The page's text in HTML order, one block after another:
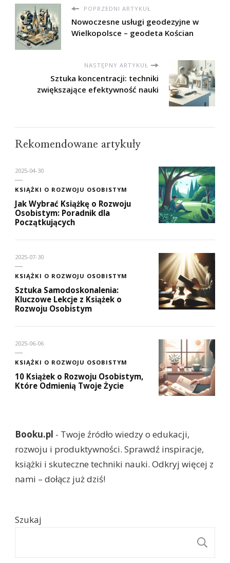
POPRZEDNI ARTYKUŁ
Nowoczesne usługi geodezyjne w
Wielkopolsce – geodeta Kościan
NASTĘPNY ARTYKUŁ
Sztuka koncentracji: techniki
zwiększające efektywność nauki
Rekomendowane artykuły
2025-04-30
KSIĄŻKI O ROZWOJU OSOBISTYM
Jak Wybrać Książkę o Rozwoju
Osobistym: Poradnik dla
Początkujących
2025-07-30
KSIĄŻKI O ROZWOJU OSOBISTYM
Sztuka Samodoskonalenia:
Kluczowe Lekcje z Książek o
Rozwoju Osobistym
2025-06-06
KSIĄŻKI O ROZWOJU OSOBISTYM
10 Książek o Rozwoju Osobistym,
Które Odmienią Twoje Życie
Booku.pl - Twoje źródło wiedzy o edukacji,
rozwoju i produktywności. Sprawdź inspiracje,
książki i skuteczne techniki nauki. Odkryj więcej z
nami – dołącz już dziś!
Szukaj